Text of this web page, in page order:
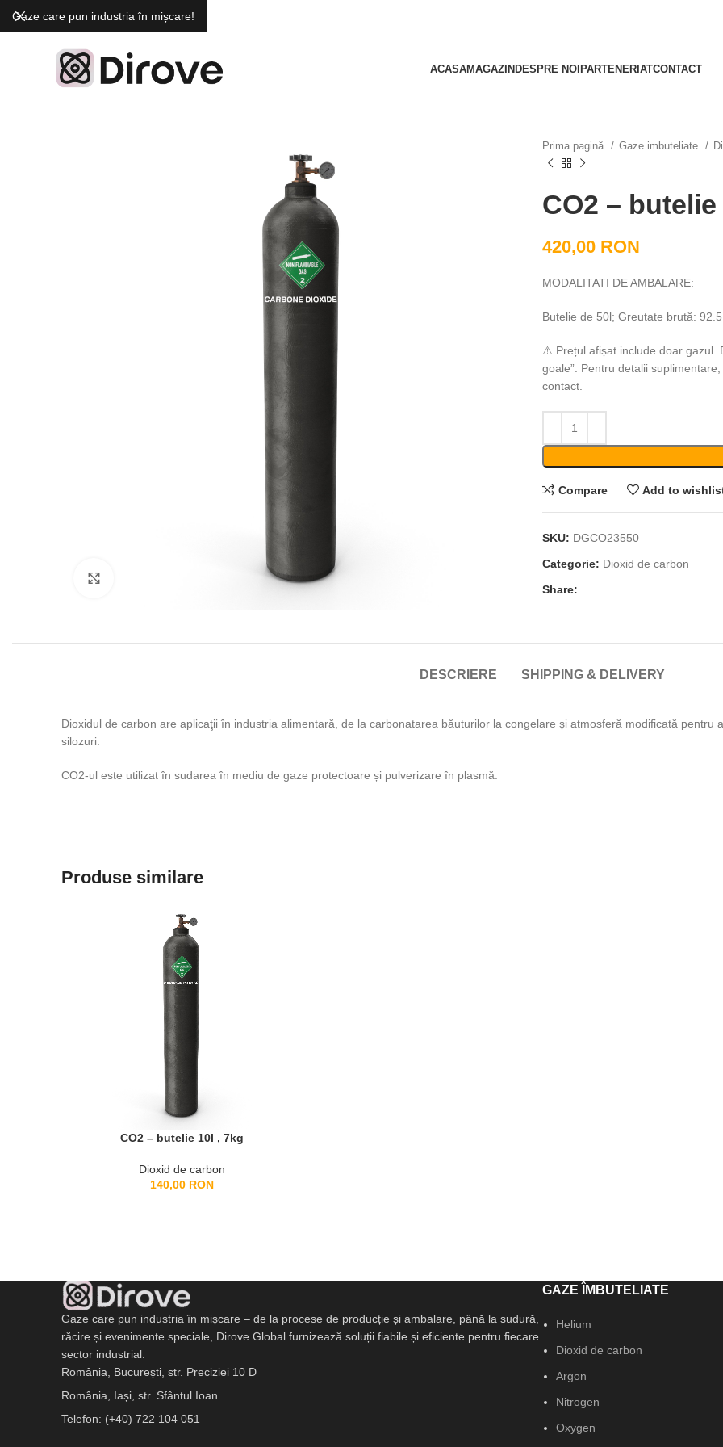
ACASAMAGAZINDESPRE NOIPARTENERIATCONTACT
Prima pagină Gaze imbuteliate
CO2 –
420,00 RON
MODALITATI DE AMBALARE:
Butelie de 50l; Greutate brută:
⚠️ Prețul afișat include doar gazul.
goale”. Pentru detalii
contact.
Compare Add to
SKU: DGCO23550
Categorie: Dioxid de carbon
Share:
DESCRIERE SHIPPING & DELIVERY
Dioxidul de carbon are aplicaţii în industria alimentară, de la carbonatarea băuturilor la congelare și atmosferă modificată pentru
silozuri.
CO2-ul este utilizat în sudarea în mediu de gaze protectoare și pulverizare în plasmă.
Produse similare
CO2 – butelie 10l , 7kg
Dioxid de carbon
140,00 RON
Gaze care pun industria în mișcare – de la procese de producție și ambalare, până la sudură,
răcire și evenimente speciale, Dirove Global furnizează soluții fiabile și eficiente pentru fiecare
sector industrial.
România, București, str. Preciziei 10 D
România, Iași, str. Sfântul Ioan
Telefon: (+40) 722 104 051
GAZE ÎMBUTELIATE
Helium
Dioxid de carbon
Argon
Nitrogen
Oxygen
Gaze care pun industria în mișcare!